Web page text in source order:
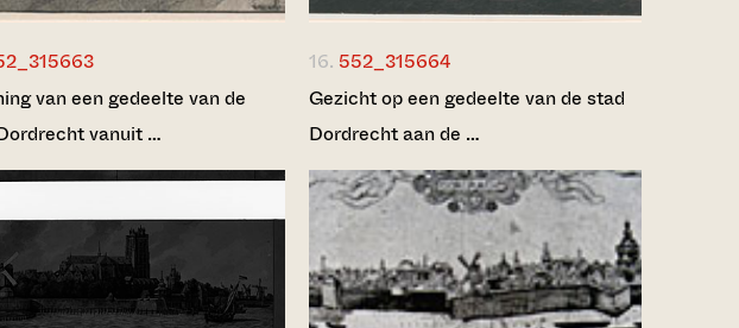
van een gedeelte van de
vanuit …
16. 552_315664
Gezicht op een gedeelte van de stad
Dordrecht aan de …